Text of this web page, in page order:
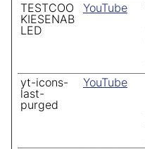
TESTCOO
KIESENAB
LED
YouTube
yt-icons-
last-
purged
YouTube